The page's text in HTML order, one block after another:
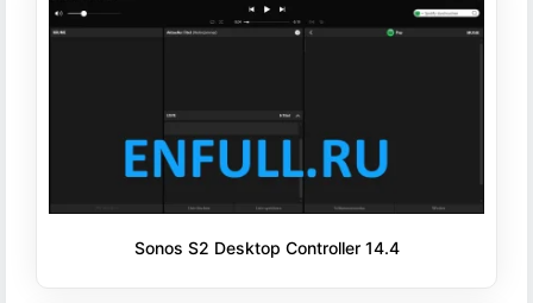
Sonos S2 Desktop Controller 14.4